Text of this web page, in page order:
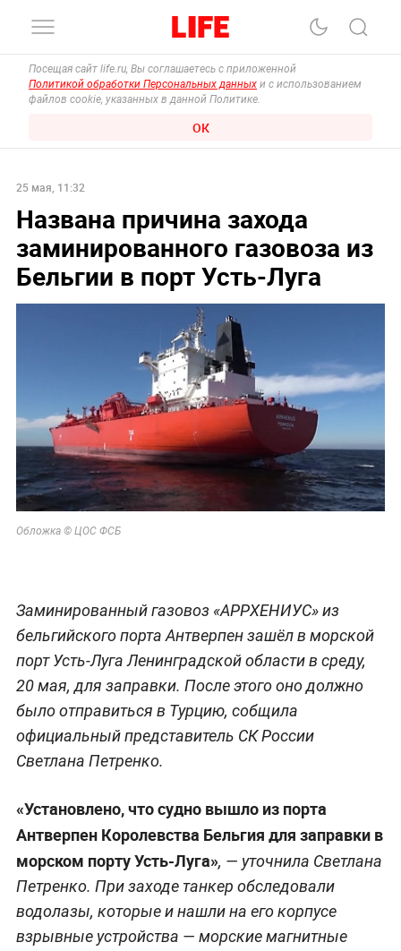
Посещая сайт life.ru, Вы соглашаетесь с приложенной
Политикой обработки Персональных данных и с использованием
файлов cookie, указанных в данной Политике.
ОК
25 мая, 11:32
Названа причина захода
заминированного газовоза из
Бельгии в порт Усть-Луга
Обложка © ЦОС ФСБ
Заминированный газовоз «АРРХЕНИУС» из
бельгийского порта Антверпен зашёл в морской
порт Усть-Луга Ленинградской области в среду,
20 мая, для заправки. После этого оно должно
было отправиться в Турцию, собщила
официальный представитель СК России
Светлана Петренко.
«Установлено, что судно вышло из порта
Антверпен Королевства Бельгия для заправки в
морском порту Усть-Луга», — уточнила Светлана
Петренко. При заходе танкер обследовали
водолазы, которые и нашли на его корпусе
взрывные устройства — морские магнитные